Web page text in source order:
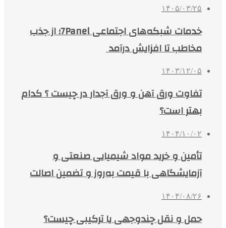
۱۴۰۵/۰۳/۲۵
خدمات شبکه‌های اجتماعی 7Panel؛ از جذب
مخاطب تا افزایش درآمد
۱۴۰۳/۱۲/۰۵
تفاوت ورق آهن و ورق آجدار در چیست ؟ کدام
بهتر است؟
۱۴۰۴/۱۰/۰۲
تأمین و خرید مواد شیمیایی صنعتی و
آزمایشگاهی با قیمت به‌روز و تضمین اصالت
۱۴۰۴/۰۸/۲۶
حمل و نقل چندوجهی یا ترکیبی چیست؟